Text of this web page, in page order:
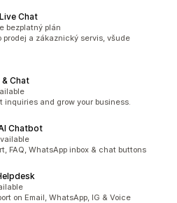
Chat
bezplatný plán
prodej a zákaznický servis, všude
Chat
inquiries and grow your business.
Chatbot
FAQ, WhatsApp inbox & chat buttons
on Email, WhatsApp, IG & Voice